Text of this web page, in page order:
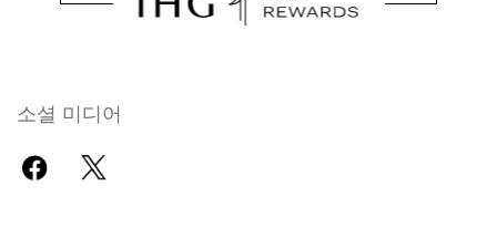
소셜 미디어